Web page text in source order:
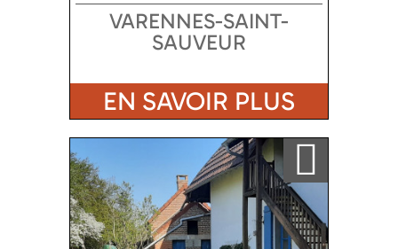
VARENNES-SAINT-
SAUVEUR
EN SAVOIR PLUS
Ajouter a ma sélection